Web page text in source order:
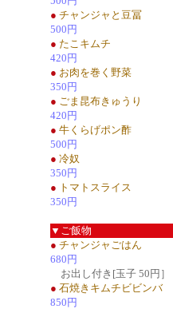
● チャンジャと豆冨
500円
● たこキムチ
420円
● お肉を巻く野菜
350円
● ごま昆布きゅうり
420円
● 牛くらげポン酢
500円
● 冷奴
350円
● トマトスライス
350円
▼ご飯物
● チャンジャごはん
680円
お出し付き[玉子 50円］
● 石焼きキムチビビンバ
850円